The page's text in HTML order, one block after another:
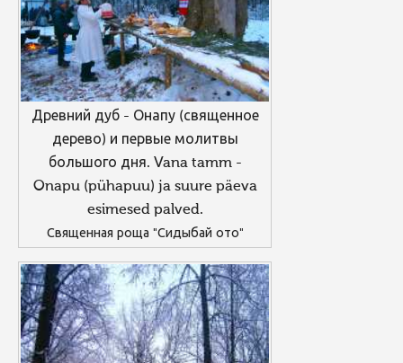
Древний дуб - Онапу (священное
дерево) и первые молитвы
большого дня. Vana tamm -
Onapu (pühapuu) ja suure päeva
esimesed palved.
Священная роща "Сидыбай ото"